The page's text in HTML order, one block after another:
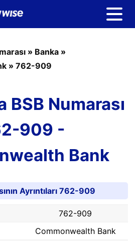
» Banka »
» 762-909
BSB Numarası
909 -
Bank
Ayrıntıları 762-909
762-909
Commonwealth Bank